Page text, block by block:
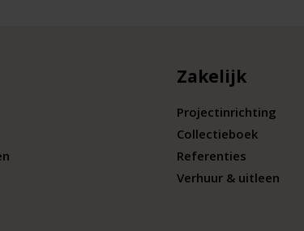
Zakelijk
Projectinrichting
Collectieboek
Referenties
Verhuur & uitleen